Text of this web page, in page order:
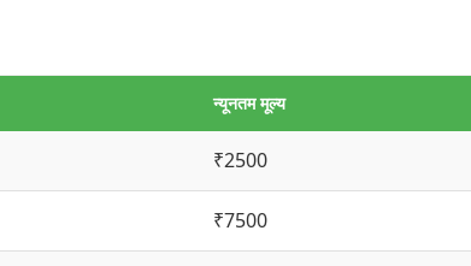
न्यूनतम मूल्य
₹2500
₹7500